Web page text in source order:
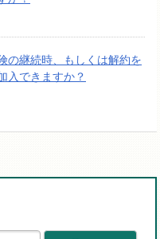
の継続時、もしくは解約を
入できますか？